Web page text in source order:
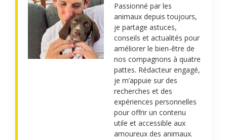
Passionné par les
animaux depuis toujours,
je partage astuces,
conseils et actualités pour
améliorer le bien-être de
nos compagnons à quatre
pattes. Rédacteur engagé,
je m’appuie sur des
recherches et des
expériences personnelles
pour offrir un contenu
utile et accessible aux
amoureux des animaux.